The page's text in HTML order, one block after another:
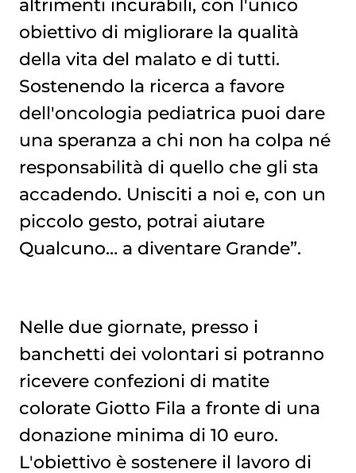
altrimenti incurabili, con l'unico
obiettivo di migliorare la qualità
della vita del malato e di tutti.
Sostenendo la ricerca a favore
dell'oncologia pediatrica puoi dare
una speranza a chi non ha colpa né
responsabilità di quello che gli sta
accadendo. Unisciti a noi e, con un
piccolo gesto, potrai aiutare
Qualcuno… a diventare Grande”.
Nelle due giornate, presso i
banchetti dei volontari si potranno
ricevere confezioni di matite
colorate Giotto Fila a fronte di una
donazione minima di 10 euro.
L'obiettivo è sostenere il lavoro di